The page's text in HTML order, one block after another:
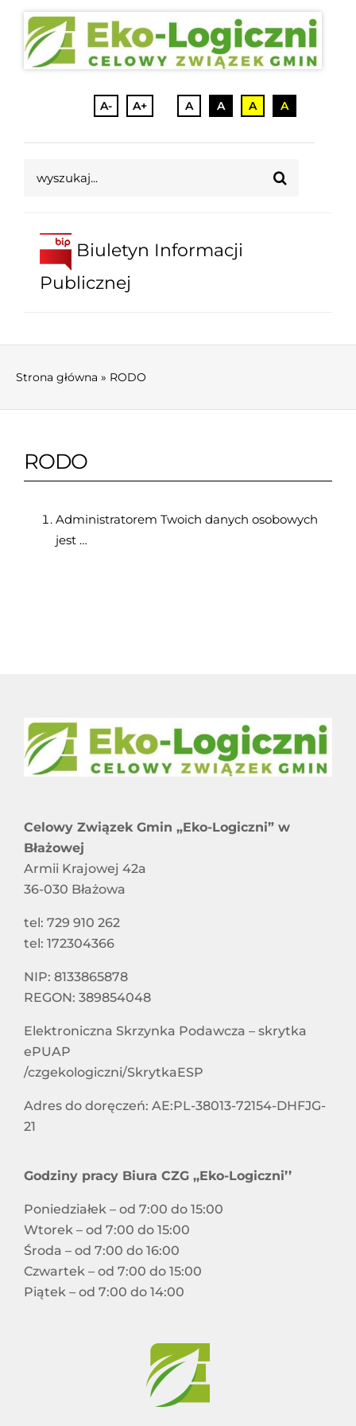
A- A+ A A A A
Biuletyn Informacji
Publicznej
Strona główna » RODO
RODO
Administratorem Twoich danych osobowych
jest …
Celowy Związek Gmin „Eko-Logiczni” w
Błażowej
Armii Krajowej 42a
36-030 Błażowa
tel: 729 910 262
tel: 172304366
NIP: 8133865878
REGON: 389854048
Elektroniczna Skrzynka Podawcza – skrytka
ePUAP
/czgekologiczni/SkrytkaESP
Adres do doręczeń: AE:PL-38013-72154-DHFJG-
21
Godziny pracy Biura CZG ,,Eko-Logiczni’’
Poniedziałek – od 7:00 do 15:00
Wtorek – od 7:00 do 15:00
Środa – od 7:00 do 16:00
Czwartek – od 7:00 do 15:00
Piątek – od 7:00 do 14:00